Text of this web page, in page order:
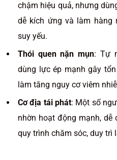
chậm hiệu quả, nhưng
dễ kích ứng và làm hàng
suy yếu.
Thói quen nặn mụn: Tự
dùng lực ép mạnh gây
làm tăng nguy cơ viêm
Cơ địa tái phát: Một số
nhờn hoạt động mạnh, dễ
quy trình chăm sóc, duy trì